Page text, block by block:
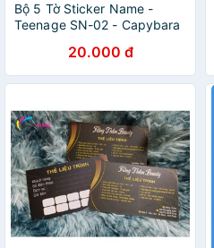
Bộ 5 Tờ Sticker Name -
Teenage SN-02 - Capybara
20.000 đ